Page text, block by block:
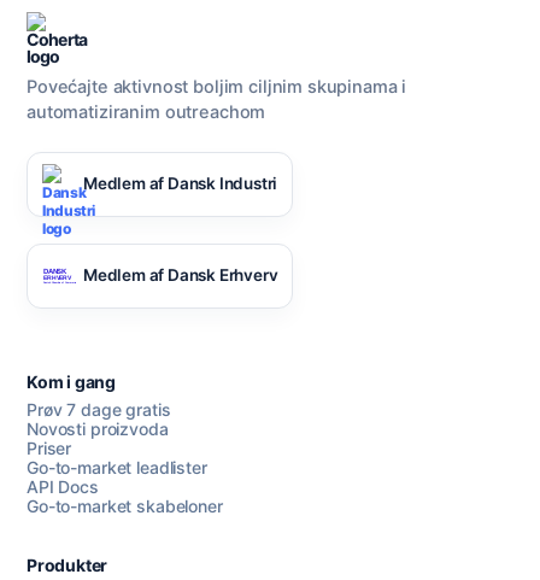
Povećajte aktivnost boljim ciljnim skupinama i
automatiziranim outreachom
Medlem af Dansk Industri
Medlem af Dansk Erhverv
Kom i gang
Prøv 7 dage gratis
Novosti proizvoda
Priser
Go-to-market leadlister
API Docs
Go-to-market skabeloner
Produkter